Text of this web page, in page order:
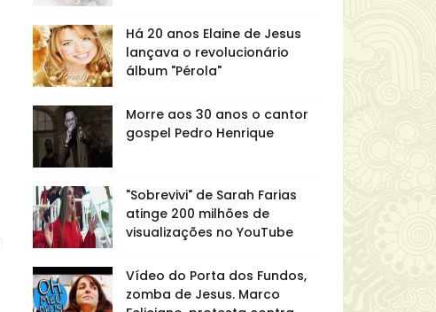
Há 20 anos Elaine de Jesus
lançava o revolucionário
álbum "Pérola"
Morre aos 30 anos o cantor
gospel Pedro Henrique
"Sobrevivi" de Sarah Farias
atinge 200 milhões de
visualizações no YouTube
Vídeo do Porta dos Fundos,
zomba de Jesus. Marco